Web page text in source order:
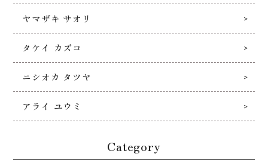
ヤマザキ サオリ
タケイ カズコ
ニシオカ タツヤ
アライ ユウミ
Category